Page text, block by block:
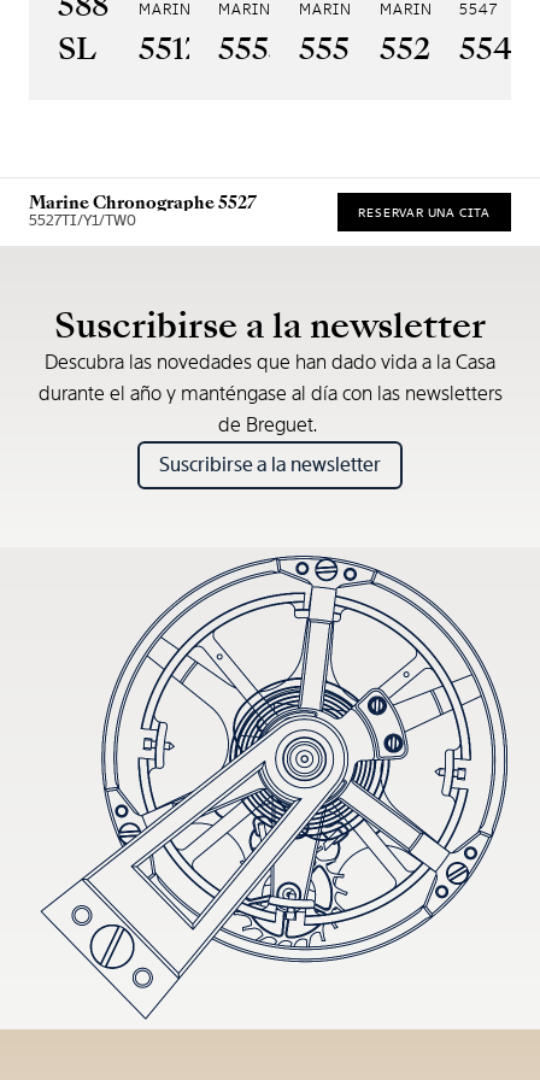
SL
MARINE 5517
5517BR/Y2/9ZU
MARINE HORA MUNDI 5555
5555BH/YS/9WV
MARINE HORA MUNDI 5557
5557BR/YS/
MARINE
5527BR/
5547
Marine Chronographe 5527
5527TI/Y1/TW0 RESERVAR UNA CITA
Suscribirse a la newsletter
Descubra las novedades que han dado vida a la Casa
durante el año y manténgase al día con las newsletters
de Breguet.
Suscribirse a la newsletter